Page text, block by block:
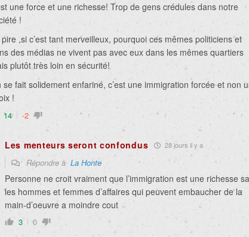
une force et une richesse! Trop de gens crédules dans notre
!
,si c’est tant merveilleux, pourquoi ces mêmes politiciens et
des médias ne vivent pas avec eux dans les mêmes quartiers
plutôt très loin en sécurité!
se fait solidement enfariné, c’est une immigration forcée et non
!
14 -2
Les menteurs seront confondus 28 jours il y a
Répondre à La Honte
Personne ne croit vraiment que l’immigration est une richesse
les hommes et femmes d’affaires qui peuvent embaucher de la
main-d’oeuvre a moindre cout
3 0